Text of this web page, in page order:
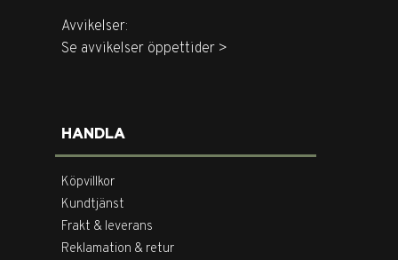
Avvikelser:
Se avvikelser öppettider >
HANDLA
Köpvillkor
Kundtjänst
Frakt & leverans
Reklamation & retur